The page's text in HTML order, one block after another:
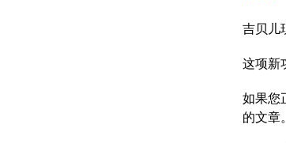
吉贝儿
这项新
如果您
的文章。